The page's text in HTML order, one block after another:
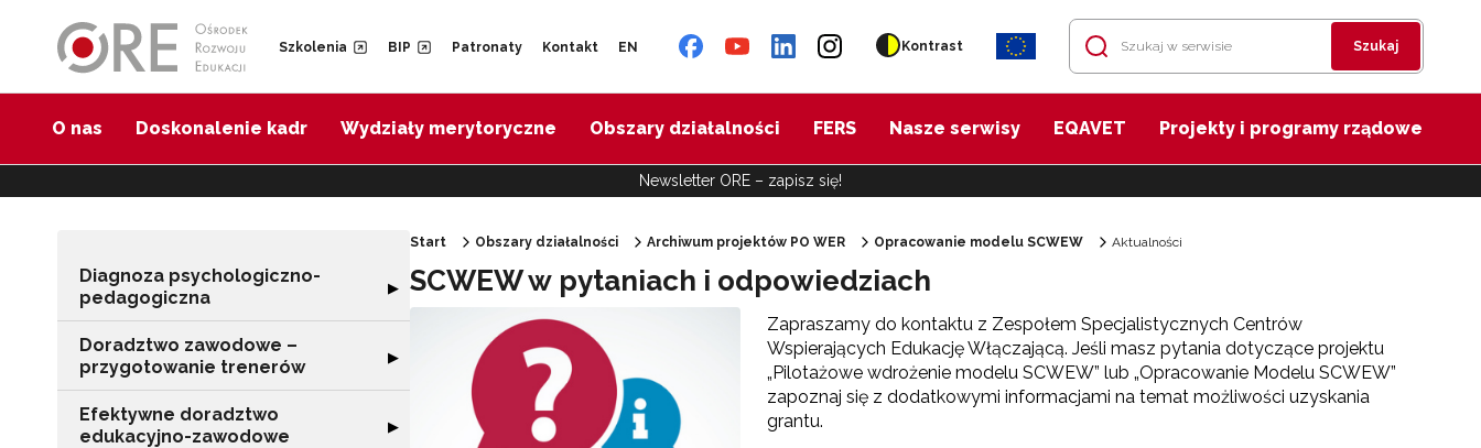
Szkolenia BIP Patronaty Kontakt EN Kontrast Szukaj
O nas Doskonalenie kadr Wydziały merytoryczne Obszary działalności FERS Nasze serwisy EQAVET Projekty i programy rządowe
Newsletter ORE – zapisz się!
Diagnoza psychologiczno-
pedagogiczna
Rozwiń sekcję "Diagnoza psychologiczno-pedagogiczna"
▶
Doradztwo zawodowe –
przygotowanie trenerów
Rozwiń sekcję "Doradztwo zawodowe – przygotowanie trenerów"
▶
Efektywne doradztwo
edukacyjno-zawodowe
Rozwiń sekcję "Efektywne doradztwo edukacyjno-zawodowe"
▶
Start Obszary działalności Archiwum projektów PO WER Opracowanie modelu SCWEW Aktualności
SCWEW w pytaniach i odpowiedziach
Zapraszamy do kontaktu z Zespołem Specjalistycznych Centrów
Wspierających Edukację Włączającą. Jeśli masz pytania dotyczące projektu
„Pilotażowe wdrożenie modelu SCWEW” lub „Opracowanie Modelu SCWEW”
zapoznaj się z dodatkowymi informacjami na temat możliwości uzyskania
grantu.